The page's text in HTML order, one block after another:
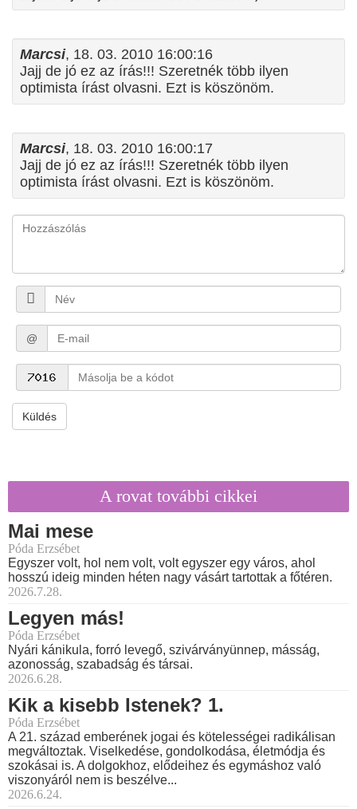
Marcsi, 18. 03. 2010 16:00:16
Jajj de jó ez az írás!!! Szeretnék több ilyen
optimista írást olvasni. Ezt is köszönöm.
Marcsi, 18. 03. 2010 16:00:17
Jajj de jó ez az írás!!! Szeretnék több ilyen
optimista írást olvasni. Ezt is köszönöm.
@
Küldés
A rovat további cikkei
Mai mese
Póda Erzsébet
Egyszer volt, hol nem volt, volt egyszer egy város, ahol
hosszú ideig minden héten nagy vásárt tartottak a főtéren.
2026.7.28.
Legyen más!
Póda Erzsébet
Nyári kánikula, forró levegő, szivárványünnep, másság,
azonosság, szabadság és társai.
2026.6.28.
Kik a kisebb Istenek? 1.
Póda Erzsébet
A 21. század emberének jogai és kötelességei radikálisan
megváltoztak. Viselkedése, gondolkodása, életmódja és
szokásai is. A dolgokhoz, elődeihez és egymáshoz való
viszonyáról nem is beszélve...
2026.6.24.